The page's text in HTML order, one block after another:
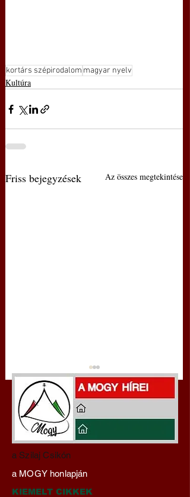
kortárs szépirodalom magyar nyelv
Kultúra
Friss bejegyzések Az összes megtekintése
Darai Lajos:
Naplóbölcsességeim
(2022)
a Szilaj Csikón
a MOGY honlapján
KIEMELT CIKKEK